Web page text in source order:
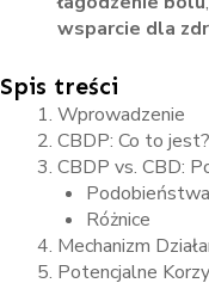
wsparcie dla
Spis treści
Wprowadzenie
CBDP: Co to jest?
CBDP vs. CBD:
Podobieństwa
Różnice
Mechanizm
Potencjalne